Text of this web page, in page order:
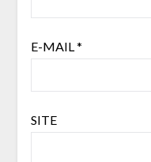
E-MAIL*
SITE